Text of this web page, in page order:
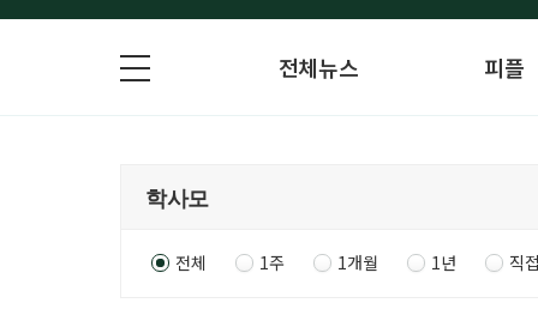
전체뉴스 피플
전체 1주 1개월 1년 직